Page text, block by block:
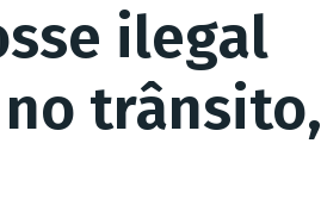
ilegal
trânsito,